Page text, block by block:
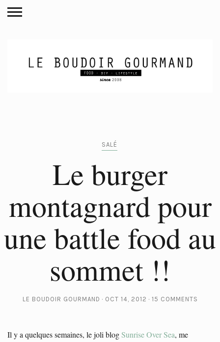
SALÉ
Le burger
montagnard pour
une battle food au
sommet !!
LE BOUDOIR GOURMAND OCT 14, 2012 15 COMMENTS
Il y a quelques semaines, le joli blogSunrise Over Sea, me